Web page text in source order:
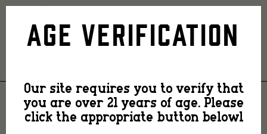
FullSizeRender
FULLSIZERENDER
Age Verification
Our site requires you to verify that
you are over 21 years of age. Please
click the appropriate button belowl